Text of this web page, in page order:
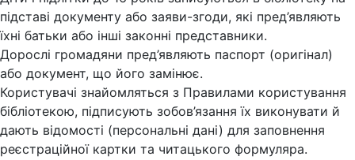
підставі документу або заяви-згоди, які пред’являють
їхні батьки або інші законні представники.
Дорослі громадяни пред’являють паспорт (оригінал)
або документ, що його замінює.
Користувачі знайомляться з Правилами користування
бібліотекою, підписують зобов’язання їх виконувати й
дають відомості (персональні дані) для заповнення
реєстраційної картки та читацького формуляра.